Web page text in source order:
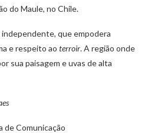
do Maule, no Chile.
que empodera
e respeito ao terroir. A região onde
sua paisagem e uvas de alta
de Comunicação